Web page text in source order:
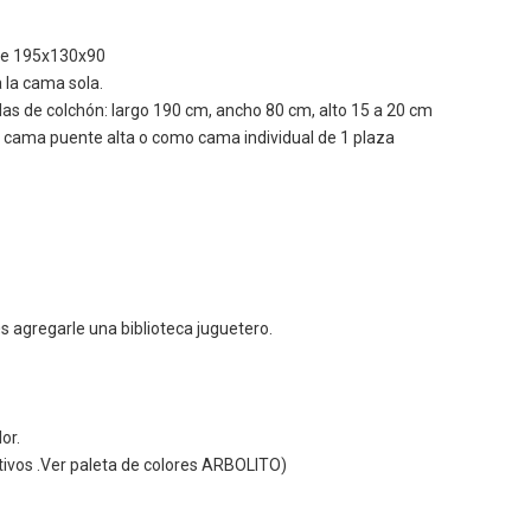
195x130x90
cama sola.
de colchón: largo 190 cm, ancho 80 cm, alto 15 a 20 cm
puente alta o como cama individual de 1 plaza
agregarle una biblioteca juguetero.
.Ver paleta de colores ARBOLITO)